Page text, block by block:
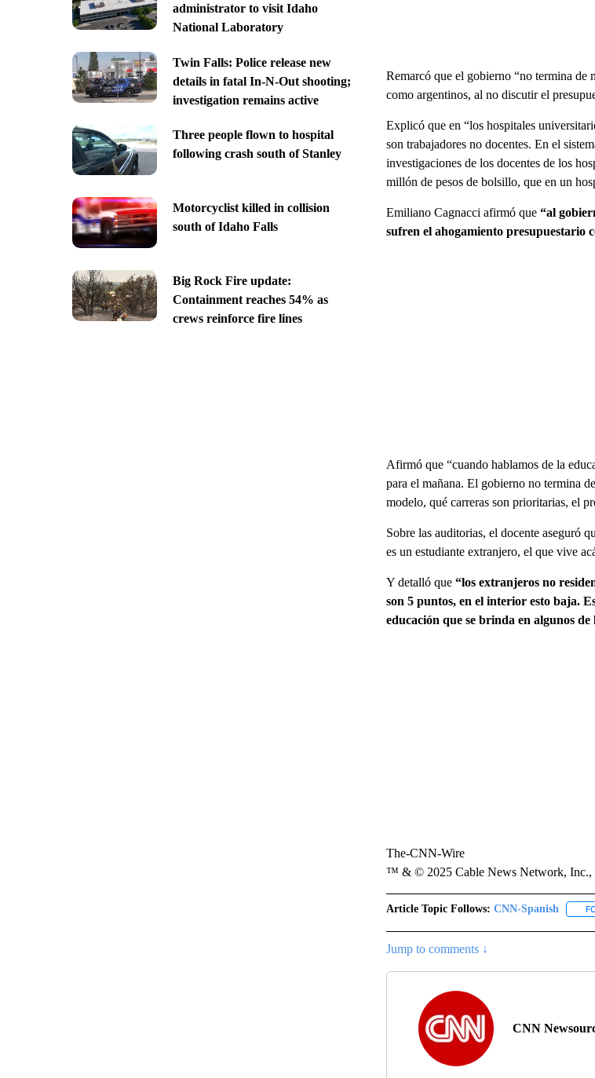
administrator to visit Idaho
National Laboratory
Twin Falls: Police release new
details in fatal In-N-Out shooting;
investigation remains active
Three people flown to hospital
following crash south of Stanley
Motorcyclist killed in collision
south of Idaho Falls
Big Rock Fire update:
Containment reaches 54% as
crews reinforce fire lines
Remarcó que el gobierno “no termina de
como argentinos, al no discutir el
Explicó que en “los hospitales
son trabajadores no docentes. En el
investigaciones de los docentes de los
millón de pesos de bolsillo, que en un
Emiliano Cagnacci afirmó que “al
sufren el ahogamiento presupuestario
Afirmó que “cuando hablamos de la
para el mañana. El gobierno no termina
modelo, qué carreras son prioritarias, el
Sobre las auditorias, el docente aseguró
es un estudiante extranjero, el que vive
Y detalló que “los extranjeros no
son 5 puntos, en el interior esto baja.
educación que se brinda en algunos de
The-CNN-Wire
™ & © 2025 Cable News Network, Inc.,
Article Topic Follows: CNN-Spanish
Jump to comments ↓
CNN